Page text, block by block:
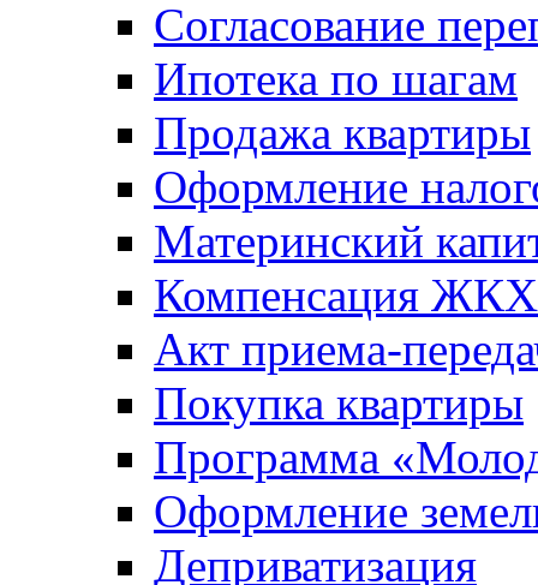
Согласование
Ипотека по шагам
Продажа квартиры
Оформление
Материнский
Компенсация ЖКХ
Акт приема-
Покупка квартиры
Программа
Оформление
Деприватизация